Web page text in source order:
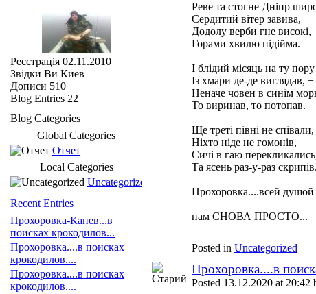
Реве та стогне Дніпр
Сердитий вітер завива,
Додолу верби гне високі,
Горами хвилю підійма.
І блідий місяць на ту пору
Із хмари де-де виглядав, −
Неначе човен в синім
То виринав, то потопав.
Ще треті півні не співали,
Ніхто ніде не гомонів,
Сичі в гаю
Та ясень раз-у-раз
Прохоровка....всей
нам СНОВА ПРОСТО...
Posted in Uncategorized
Прохоровка....в
Posted 13.12.2020 at 20:42
Реєстрація 02.11.2010
Звідки Ви Киев
Дописи 510
Blog Entries 22
Blog Categories
Global Categories
Отчет
Local Categories
Uncategorized
Recent Entries
Прохоровка-Канев...в
поисках крокодилов...
Прохоровка....в поисках
крокодилов....
Прохоровка....в поисках
крокодилов....